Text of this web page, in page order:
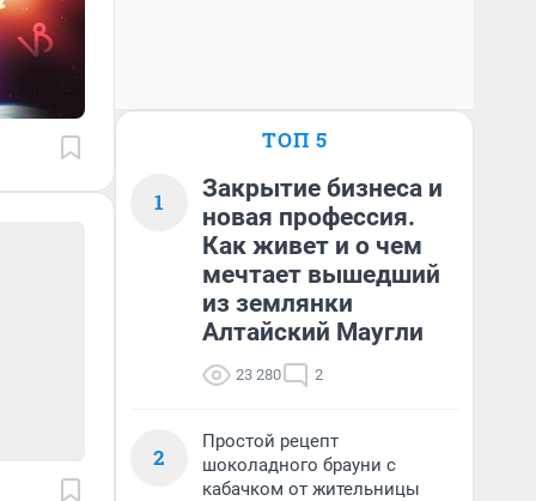
ТОП 5
1
Закрытие бизнеса и
новая профессия.
Как живет и о чем
мечтает вышедший
из землянки
Алтайский Маугли
23 280 2
2
Простой рецепт
шоколадного брауни с
кабачком от жительницы